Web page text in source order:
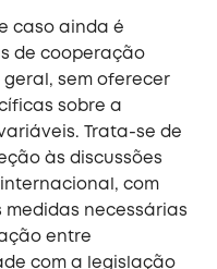
caso ainda é
de cooperação
sem oferecer
sobre a
Trata-se de
às discussões
com
medidas necessárias
entre
com a legislação